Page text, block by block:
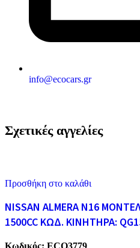
info@ecocars.gr
Σχετικές αγγελίες
Προσθήκη στο καλάθι
NISSAN ALMERA N16
1500CC ΚΩΔ. ΚΙΝΗΤΗΡΑ:
Κωδικός: ECO3779